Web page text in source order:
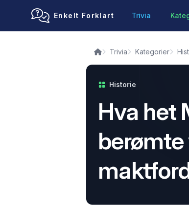
Enkelt Forklart Trivia
Trivia Kategorier
Historie
Hva het